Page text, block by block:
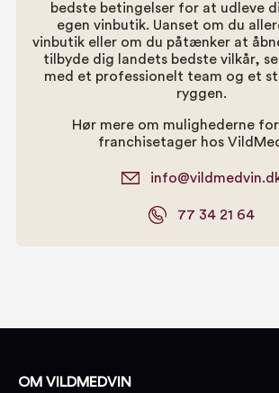
bedste betingelser for at udleve
egen vinbutik. Uanset om du
vinbutik eller om du påtænker at
tilbyde dig landets bedste vilkår,
med et professionelt team og et
ryggen.
Hør mere om mulighederne
franchisetager hos
77 34 21 64
OM VILDMEDVIN